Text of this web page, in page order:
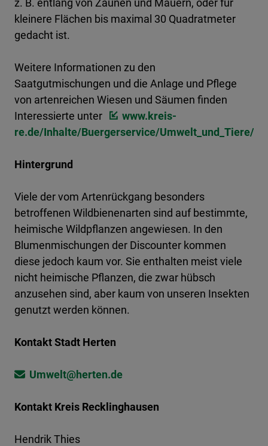
z. B. entlang von Zäunen und Mauern, oder für
kleinere Flächen bis maximal 30 Quadratmeter
gedacht ist.
Weitere Informationen zu den
Saatgutmischungen und die Anlage und Pflege
von artenreichen Wiesen und Säumen finden
Interessierte unter
www.kreis-
re.de/Inhalte/Buergerservice/Umwelt_und_Tiere/
Hintergrund
Viele der vom Artenrückgang besonders
betroffenen Wildbienenarten sind auf bestimmte,
heimische Wildpflanzen angewiesen. In den
Blumenmischungen der Discounter kommen
diese jedoch kaum vor. Sie enthalten meist viele
nicht heimische Pflanzen, die zwar hübsch
anzusehen sind, aber kaum von unseren Insekten
genutzt werden können.
Kontakt Stadt Herten
Umwelt@​herten.de
Kontakt Kreis Recklinghausen
Hendrik Thies